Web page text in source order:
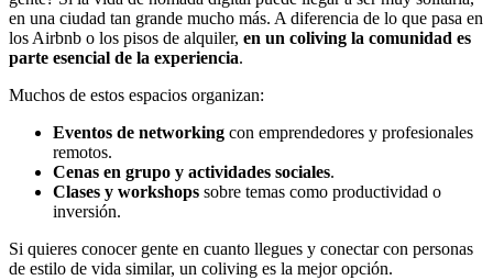
en una ciudad tan grande mucho más. A diferencia de lo que pasa en
los Airbnb o los pisos de alquiler, en un coliving la comunidad es
parte esencial de la experiencia.
Muchos de estos espacios organizan:
Eventos de networking con emprendedores y profesionales
remotos.
Cenas en grupo y actividades sociales.
Clases y workshops sobre temas como productividad o
inversión.
Si quieres conocer gente en cuanto llegues y conectar con personas
de estilo de vida similar, un coliving es la mejor opción.